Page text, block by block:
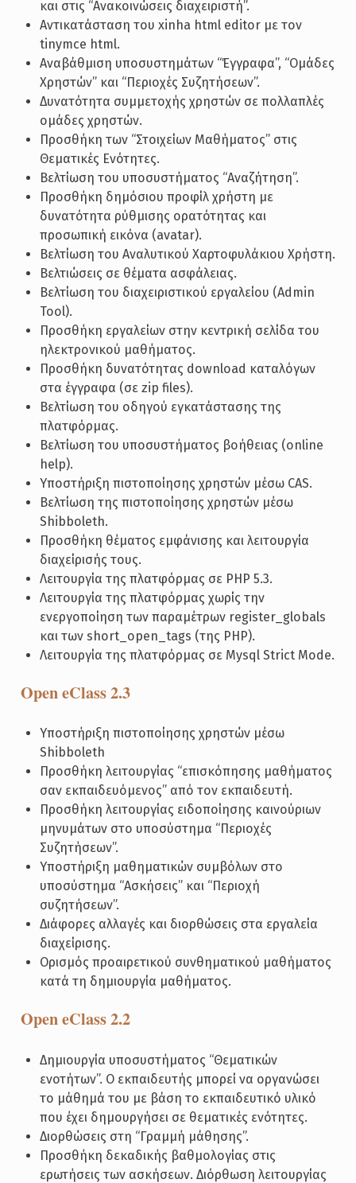
και στις “Ανακοινώσεις διαχειριστή”.
Αντικατάσταση του xinha html editor με τον
tinymce html.
Αναβάθμιση υποσυστημάτων “Έγγραφα”, “Ομάδες
Χρηστών” και “Περιοχές Συζητήσεων”.
Δυνατότητα συμμετοχής χρηστών σε πολλαπλές
ομάδες χρηστών.
Προσθήκη των “Στοιχείων Μαθήματος” στις
Θεματικές Ενότητες.
Βελτίωση του υποσυστήματος “Αναζήτηση”.
Προσθήκη δημόσιου προφίλ χρήστη με
δυνατότητα ρύθμισης ορατότητας και
προσωπική εικόνα (avatar).
Βελτίωση του Αναλυτικού Χαρτοφυλάκιου Χρήστη.
Βελτιώσεις σε θέματα ασφάλειας.
Βελτίωση του διαχειριστικού εργαλείου (Admin
Tool).
Προσθήκη εργαλείων στην κεντρική σελίδα του
ηλεκτρονικού μαθήματος.
Προσθήκη δυνατότητας download καταλόγων
στα έγγραφα (σε zip files).
Βελτίωση του οδηγού εγκατάστασης της
πλατφόρμας.
Βελτίωση του υποσυστήματος βοήθειας (online
help).
Υποστήριξη πιστοποίησης χρηστών μέσω CAS.
Βελτίωση της πιστοποίησης χρηστών μέσω
Shibboleth.
Προσθήκη θέματος εμφάνισης και λειτουργία
διαχείρισής τους.
Λειτουργία της πλατφόρμας σε PHP 5.3.
Λειτουργία της πλατφόρμας χωρίς την
ενεργοποίηση των παραμέτρων register_globals
και των short_open_tags (της PHP).
Λειτουργία της πλατφόρμας σε Mysql Strict Mode.
Open eClass 2.3
Υποστήριξη πιστοποίησης χρηστών μέσω
Shibboleth
Προσθήκη λειτουργίας “επισκόπησης μαθήματος
σαν εκπαιδευόμενος” από τον εκπαιδευτή.
Προσθήκη λειτουργίας ειδοποίησης καινούριων
μηνυμάτων στο υποσύστημα “Περιοχές
Συζητήσεων”.
Υποστήριξη μαθηματικών συμβόλων στο
υποσύστημα “Ασκήσεις” και “Περιοχή
συζητήσεων”.
Διάφορες αλλαγές και διορθώσεις στα εργαλεία
διαχείρισης.
Ορισμός προαιρετικού συνθηματικού μαθήματος
κατά τη δημιουργία μαθήματος.
Open eClass 2.2
Δημιουργία υποσυστήματος “Θεματικών
ενοτήτων”. Ο εκπαιδευτής μπορεί να οργανώσει
το μάθημά του με βάση το εκπαιδευτικό υλικό
που έχει δημουργήσει σε θεματικές ενότητες.
Διορθώσεις στη “Γραμμή μάθησης”.
Προσθήκη δεκαδικής βαθμολογίας στις
ερωτήσεις των ασκήσεων. Διόρθωση λειτουργίας